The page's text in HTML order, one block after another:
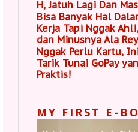
H, Jatuh Lagi Dan
Bisa Banyak Hal
Kerja Tapi Nggak
dan Minusnya Ala Rey
Nggak Perlu Kartu,
Tarik Tunai GoPay
Praktis!
MY FIRST E-